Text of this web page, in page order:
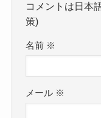
コメントは日本
策)
名前 ※
メール ※